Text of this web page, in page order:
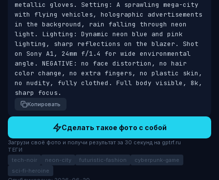
metallic gloves. Setting: A sprawling mega-city
with flying vehicles, holographic advertisements
in the background, rain falling through neon
light. Lighting: Dynamic neon blue and pink
lighting, sharp reflections on the blazer. Shot
on Sony A1, 24mm f/1.4 for wide environmental
angle. NEGATIVE: no face distortion, no hair
color change, no extra fingers, no plastic skin,
no nudity, fully clothed. Full body visible, 8k,
sharp focus.
Копировать
Сделать такое фото с собой
Загрузи своё фото и получи результат за 30 секунд на gptrf.ru
ТЕГИ
tech-noir neon-city futuristic-fashion
cyberpunk-game
sci-fi-heroine